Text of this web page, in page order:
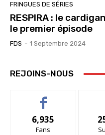
FRINGUES DE SÉRIES
RESPIRA : le
le premier épisode
FDS - 1 Septembre 2024
REJOINS-NOUS
6,935
Fans